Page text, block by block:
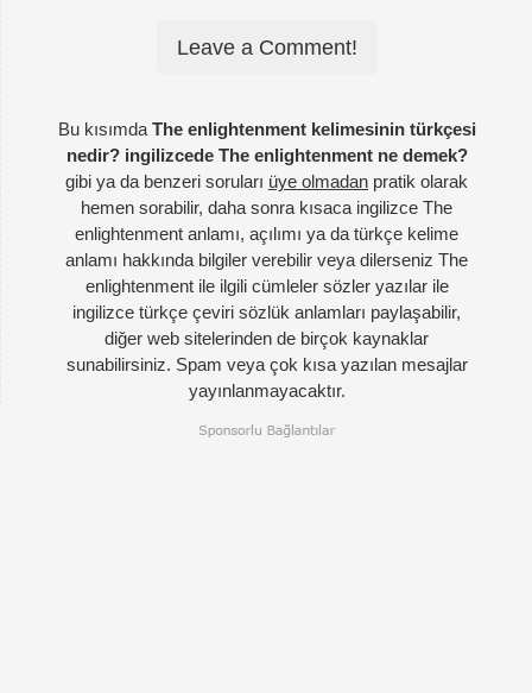
Leave a Comment!
Bu kısımda The enlightenment kelimesinin türkçesi
nedir? ingilizcede The enlightenment ne demek?
gibi ya da benzeri soruları üye olmadan pratik olarak
hemen sorabilir, daha sonra kısaca ingilizce The
enlightenment anlamı, açılımı ya da türkçe kelime
anlamı hakkında bilgiler verebilir veya dilerseniz The
enlightenment ile ilgili cümleler sözler yazılar ile
ingilizce türkçe çeviri sözlük anlamları paylaşabilir,
diğer web sitelerinden de birçok kaynaklar
sunabilirsiniz. Spam veya çok kısa yazılan mesajlar
yayınlanmayacaktır.